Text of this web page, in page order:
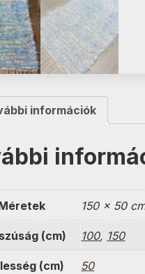
információk
150 × 50
(cm) 100, 150
(cm) 50